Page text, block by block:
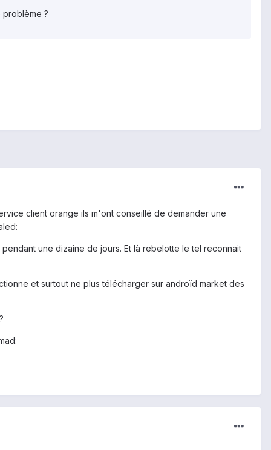
problème ?
client orange ils m'ont conseillé de demander une
une dizaine de jours. Et là rebelotte le tel reconnait
et surtout ne plus télécharger sur androïd market des